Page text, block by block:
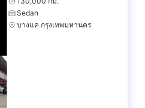
Sedan
บางแค กรุงเทพมหานคร